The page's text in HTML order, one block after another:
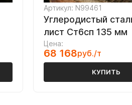
Артикул: N99461
Углеродистый
лист Ст6сп 135 мм
Цена:
68 168руб./т
КУПИТЬ